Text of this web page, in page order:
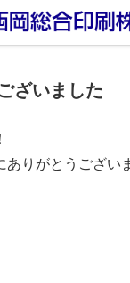
ト印刷通販・オンデマ
ざいました
ありがとうござい